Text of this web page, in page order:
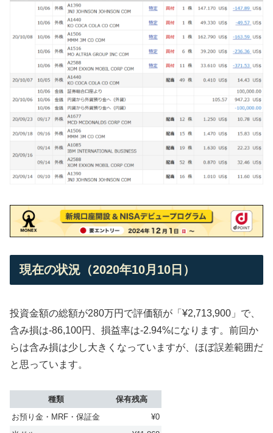
現在の状況（2020年10月10日）
投資金額の総額が280万円で評価額が「¥2,713,900」で、
含み損は-86,100円、損益率は-2.94%になります。前回か
らは含み損は少し大きくなっていますが、ほぼ誤差範囲だ
と思っています。
種類
保有残高
お預り金・MRF・保証金
¥0